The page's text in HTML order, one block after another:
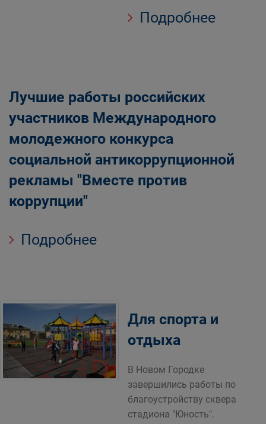
Подробнее
Лучшие работы российских
участников Международного
молодежного конкурса
социальной антикоррупционной
рекламы "Вместе против
коррупции"
Подробнее
Для спорта и
отдыха
В Новом Городке
завершились работы по
благоустройству сквера
стадиона "Юность".